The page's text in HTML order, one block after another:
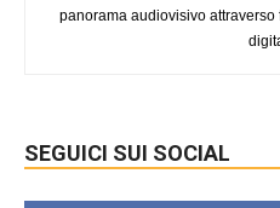
panorama audiovisivo
SEGUICI SUI SOCIAL